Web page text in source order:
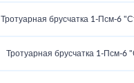
Тротуарная брусчатка 1‑Псм‑6
Тротуарная брусчатка